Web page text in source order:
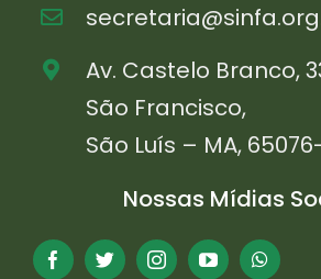
Av. Castelo Branco,
São Francisco,
São Luís – MA,
Nossas Mídias